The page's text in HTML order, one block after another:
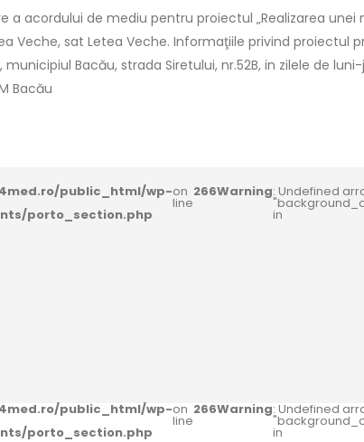
a acordului de mediu pentru proiectul „Realizarea
Veche, sat Letea Veche. Informaţiile privind proiectul
municipiul Bacău, strada Siretului, nr.52B, in zilele de
Bacău
public_html/wp-
porto_section.php
on
line
266Warning: Undefined
in
public_html/wp-
porto_section.php
on
line
266Warning: Undefined
in